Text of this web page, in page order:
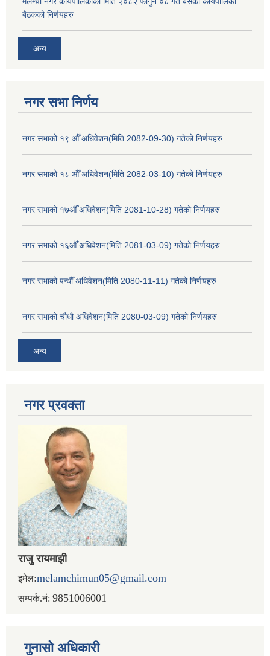
बैठकको निर्णयहरु
अन्य
नगर सभा निर्णय
नगर सभाको १९ औँ अधिवेशन(मिति 2082-09-30) गतेको निर्णयहरु
नगर सभाको १८ औँ अधिवेशन(मिति 2082-03-10) गतेको निर्णयहरु
नगर सभाको १७औँ अधिवेशन(मिति 2081-10-28) गतेको निर्णयहरु
नगर सभाको १६औँ अधिवेशन(मिति 2081-03-09) गतेको निर्णयहरु
नगर सभाको पन्धौँ अधिवेशन(मिति 2080-11-11) गतेको निर्णयहरु
नगर सभाको चौधौ अधिवेशन(मिति 2080-03-09) गतेको निर्णयहरु
अन्य
नगर प्रव‌क्ता
राजु रायमाझी
इमेल:melamchimun05@gmail.com
सम्पर्क.नं: 9851006001
गुनासो अधिकारी